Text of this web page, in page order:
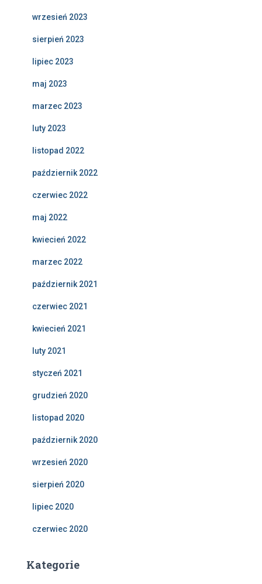
wrzesień 2023
sierpień 2023
lipiec 2023
maj 2023
marzec 2023
luty 2023
listopad 2022
październik 2022
czerwiec 2022
maj 2022
kwiecień 2022
marzec 2022
październik 2021
czerwiec 2021
kwiecień 2021
luty 2021
styczeń 2021
grudzień 2020
listopad 2020
październik 2020
wrzesień 2020
sierpień 2020
lipiec 2020
czerwiec 2020
Kategorie